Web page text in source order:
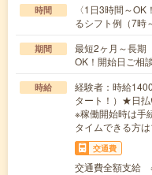
時間
〈1日3時間～
るシフト例（7
期間
最短2ヶ月～長
OK！開始日ご相
時給
経験者：時給
タート！）★日払
※稼働開始時は手
タイムできる方
交通費
交通費全額支給